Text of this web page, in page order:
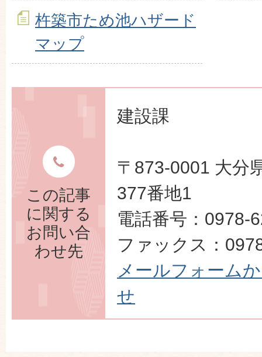
杵築市ため池ハザード
マップ
この記事
に関する
お問い合
わせ先
建設課
〒873-0001 大分
377番地1
電話番号：0978-
ファックス：
メールフォーム
せ